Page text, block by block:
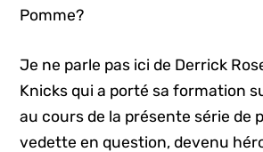
Pomme?
Je ne parle pas ici de Derrick
Knicks qui a porté sa formation
au cours de la présente série de
vedette en question, devenu